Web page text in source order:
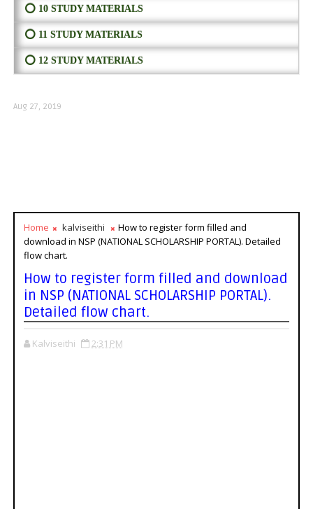
⭕ 10 STUDY MATERIALS
⭕ 11 STUDY MATERIALS
⭕ 12 STUDY MATERIALS
Aug 27, 2019
Home kalviseithi
How to register form filled and
download in NSP (NATIONAL SCHOLARSHIP PORTAL). Detailed
flow chart.
How to register form filled and download
in NSP (NATIONAL SCHOLARSHIP PORTAL).
Detailed flow chart.
Kalviseithi 2:31 PM